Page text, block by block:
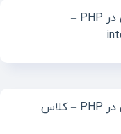
آموزش شی گرایی در PHP –
آموزش شی گرایی در PHP – کلاس